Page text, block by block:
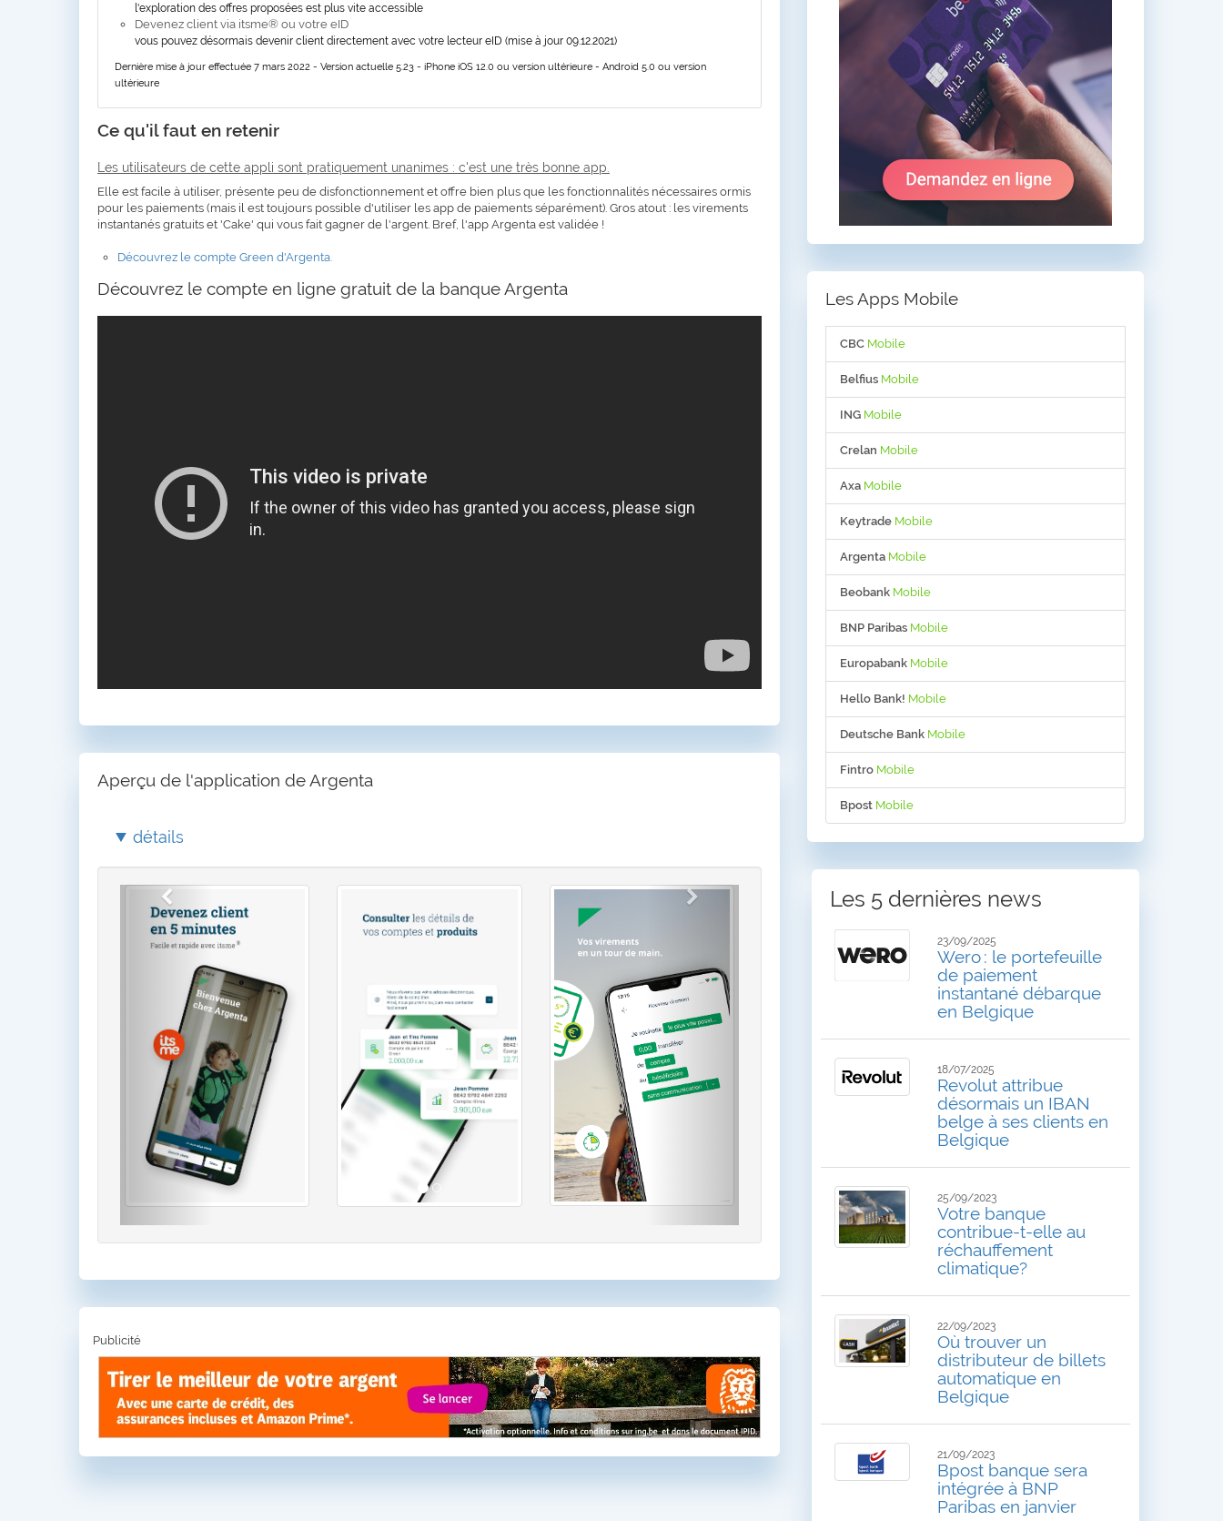
l'exploration des offres proposées est plus vite accessible
Devenez client via itsme® ou votre eID
vous pouvez désormais devenir client directement avec votre lecteur eID (mise à jour 09.12.2021)
Dernière mise à jour effectuée 7 mars 2022 - Version actuelle 5.23 - iPhone iOS 12.0 ou version ultérieure - Android 5.0 ou version
ultérieure
Ce qu'il faut en retenir
Les utilisateurs de cette appli sont pratiquement unanimes : c'est une très bonne app.
Elle est facile à utiliser, présente peu de disfonctionnement et offre bien plus que les fonctionnalités nécessaires ormis
pour les paiements (mais il est toujours possible d'utiliser les app de paiements séparément). Gros atout : les virements
instantanés gratuits et 'Cake' qui vous fait gagner de l'argent. Bref, l'app Argenta est validée !
Découvrez le compte Green d'Argenta.
Découvrez le compte en ligne gratuit de la banque Argenta
Aperçu de l'application de Argenta
détails
Publicité
Les Apps Mobile
CBC Mobile
Belfius Mobile
ING Mobile
Crelan Mobile
Axa Mobile
Keytrade Mobile
Argenta Mobile
Beobank Mobile
BNP Paribas Mobile
Europabank Mobile
Hello Bank! Mobile
Deutsche Bank Mobile
Fintro Mobile
Bpost Mobile
Les 5 dernières news
23/09/2025
Wero : le portefeuille
de paiement
instantané débarque
en Belgique
18/07/2025
Revolut attribue
désormais un IBAN
belge à ses clients en
Belgique
25/09/2023
Votre banque
contribue-t-elle au
réchauffement
climatique?
22/09/2023
Où trouver un
distributeur de billets
automatique en
Belgique
21/09/2023
Bpost banque sera
intégrée à BNP
Paribas en janvier